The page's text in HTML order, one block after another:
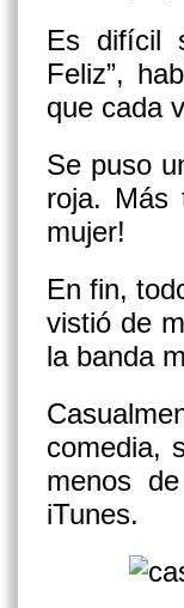
Es difícil
Feliz”,
que cada
Se puso
roja. Más
mujer!
En fin,
vistió de
la banda
comedia,
menos
iTunes.